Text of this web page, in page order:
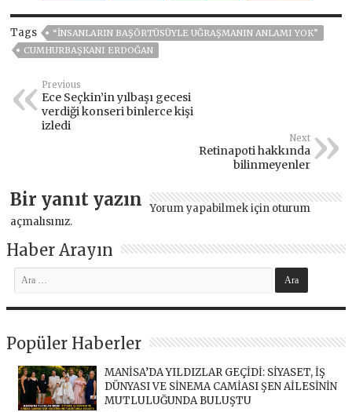
Tags
“İNSANLARIN BAŞÖRTÜSÜYLE UĞRAŞMANIN ANLAMI YOK”
CUMHURBAŞKANI ERDOĞAN
Previous
Ece Seçkin’in yılbaşı gecesi
verdiği konseri binlerce kişi
izledi
Next
Retinapoti hakkında
bilinmeyenler
Bir yanıt yazın Yorum yapabilmek için oturum
açmalısınız.
Haber Arayın
Popüler Haberler
MANİSA’DA YILDIZLAR GEÇİDİ: SİYASET, İŞ
DÜNYASI VE SİNEMA CAMİASI ŞEN AİLESİNİN
MUTLULUĞUNDA BULUŞTU